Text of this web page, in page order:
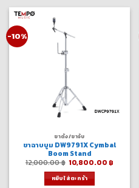
-10%
ขาตั้ง/ขาจับ
ขาฉาบบูม DW9791X Cymbal
Boom Stand
12,000.00฿ Original
price
was:
12,000.00 ฿.
10,800.00 ฿
หยิบใส่ตะกร้า